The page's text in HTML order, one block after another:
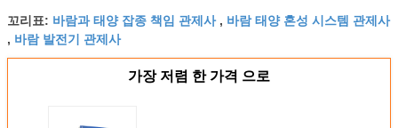
꼬리표: 바람과 태양 잡종 책임 관제사, 바람 태양 혼성 시스템 관제사
, 바람 발전기 관제사
가장 저렴 한 가격 으로